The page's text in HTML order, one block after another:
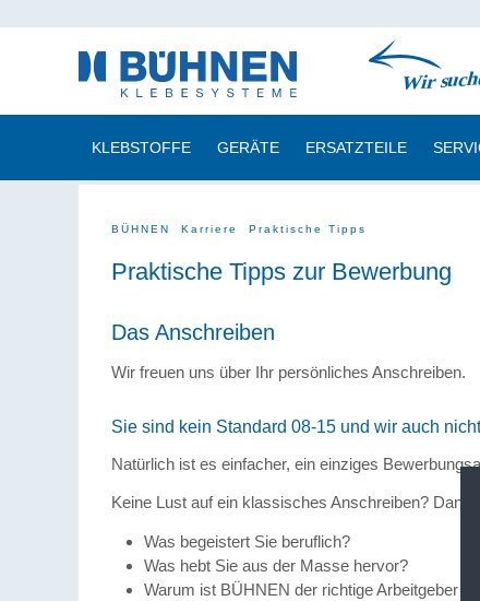
KLEBSTOFFE GERÄTE ERSATZTEILE
BÜHNEN Karriere Praktische Tipps
Praktische Tipps zur Bewerbung
Das Anschreiben
Wir freuen uns über Ihr persönliches Anschreiben.
Sie sind kein Standard 08-15 und wir auch
Natürlich ist es einfacher, ein einziges
Keine Lust auf ein klassisches Anschreiben?
Was begeistert Sie beruflich?
Was hebt Sie aus der Masse hervor?
Warum ist BÜHNEN der richtige Arbeitgeber für